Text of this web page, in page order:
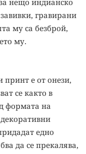
нещо индианско
гравирани
му са безброй,
му.
принт е от онези,
се както в
формата на
едно
да се прекалява,